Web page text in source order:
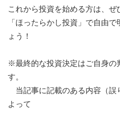
これから投資を始める方は、
「ほったらかし投資」で自由
ょう！
※最終的な投資決定はご自身の
す。
当記事に記載のある内容（誤
よって